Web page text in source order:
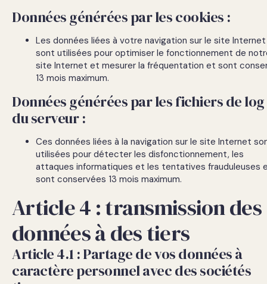
Données générées par les cookies :
Les données liées à votre navigation sur le site Internet
sont utilisées pour optimiser le fonctionnement de
site Internet et mesurer la fréquentation et sont
13 mois maximum.
Données générées par les fichiers de log
du serveur :
Ces données liées à la navigation sur le site Internet
utilisées pour détecter les disfonctionnement, les
attaques informatiques et les tentatives frauduleuses
sont conservées 13 mois maximum.
Article 4 : transmission des
données à des tiers
Article 4.1 : Partage de vos données à
caractère personnel avec des sociétés